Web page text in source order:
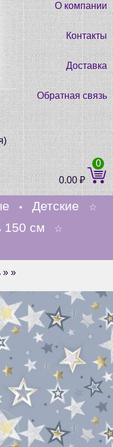
О компании
Контакты
Доставка
Обратная связь
0.00₽
0
• Детские ☆
150 см ☆
» »